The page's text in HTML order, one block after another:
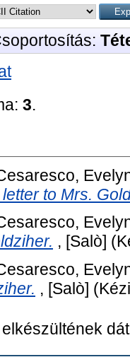
3.
to Mrs.
, [Salò]
, [Salò]
elkészültének